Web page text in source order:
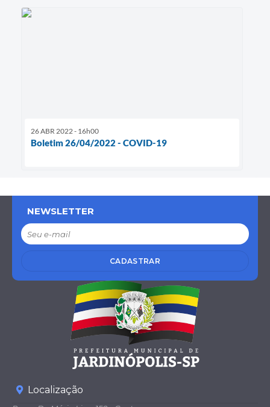
26 ABR 2022 - 16h00
Boletim 26/04/2022 - COVID-19
NEWSLETTER
CADASTRAR
Localização